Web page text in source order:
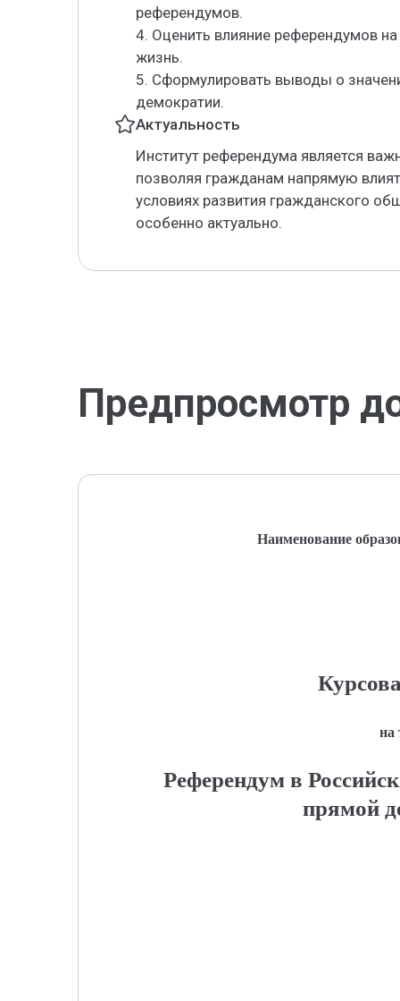
референдумов.
4. Оценить влияние референдумов
жизнь.
5. Сформулировать выводы о
демократии.
Актуальность
Институт референдума является
позволяя гражданам напрямую
условиях развития гражданского
особенно актуально.
Предпросмотр
Наименование
на
Референдум в
прямой